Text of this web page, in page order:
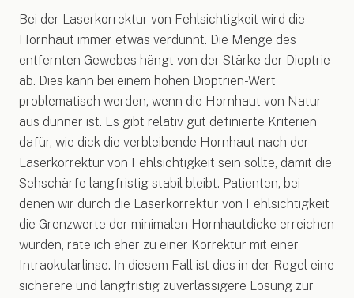
Bei der Laserkorrektur von Fehlsichtigkeit wird die
Hornhaut immer etwas verdünnt. Die Menge des
entfernten Gewebes hängt von der Stärke der Dioptrie
ab. Dies kann bei einem hohen Dioptrien-Wert
problematisch werden, wenn die Hornhaut von Natur
aus dünner ist. Es gibt relativ gut definierte Kriterien
dafür, wie dick die verbleibende Hornhaut nach der
Laserkorrektur von Fehlsichtigkeit sein sollte, damit die
Sehschärfe langfristig stabil bleibt. Patienten, bei
denen wir durch die Laserkorrektur von Fehlsichtigkeit
die Grenzwerte der minimalen Hornhautdicke erreichen
würden, rate ich eher zu einer Korrektur mit einer
Intraokularlinse. In diesem Fall ist dies in der Regel eine
sicherere und langfristig zuverlässigere Lösung zur